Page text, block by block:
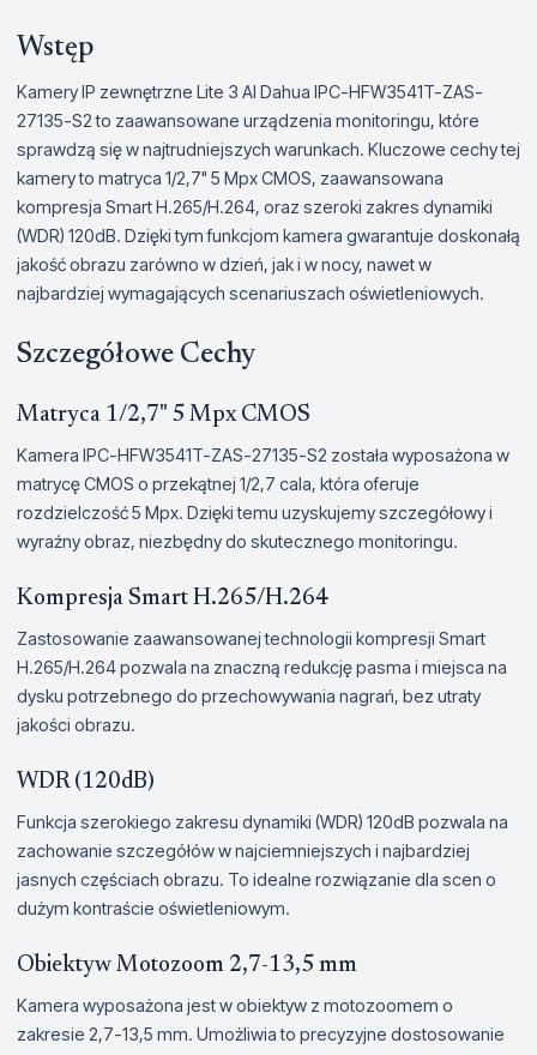
Wstęp
Kamery IP zewnętrzne Lite 3 AI Dahua IPC-HFW3541T-ZAS-
27135-S2 to zaawansowane urządzenia monitoringu, które
sprawdzą się w najtrudniejszych warunkach. Kluczowe cechy tej
kamery to matryca 1/2,7" 5 Mpx CMOS, zaawansowana
kompresja Smart H.265/H.264, oraz szeroki zakres dynamiki
(WDR) 120dB. Dzięki tym funkcjom kamera gwarantuje doskonałą
jakość obrazu zarówno w dzień, jak i w nocy, nawet w
najbardziej wymagających scenariuszach oświetleniowych.
Szczegółowe Cechy
Matryca 1/2,7" 5 Mpx CMOS
Kamera IPC-HFW3541T-ZAS-27135-S2 została wyposażona w
matrycę CMOS o przekątnej 1/2,7 cala, która oferuje
rozdzielczość 5 Mpx. Dzięki temu uzyskujemy szczegółowy i
wyraźny obraz, niezbędny do skutecznego monitoringu.
Kompresja Smart H.265/H.264
Zastosowanie zaawansowanej technologii kompresji Smart
H.265/H.264 pozwala na znaczną redukcję pasma i miejsca na
dysku potrzebnego do przechowywania nagrań, bez utraty
jakości obrazu.
WDR (120dB)
Funkcja szerokiego zakresu dynamiki (WDR) 120dB pozwala na
zachowanie szczegółów w najciemniejszych i najbardziej
jasnych częściach obrazu. To idealne rozwiązanie dla scen o
dużym kontraście oświetleniowym.
Obiektyw Motozoom 2,7-13,5 mm
Kamera wyposażona jest w obiektyw z motozoomem o
zakresie 2,7-13,5 mm. Umożliwia to precyzyjne dostosowanie